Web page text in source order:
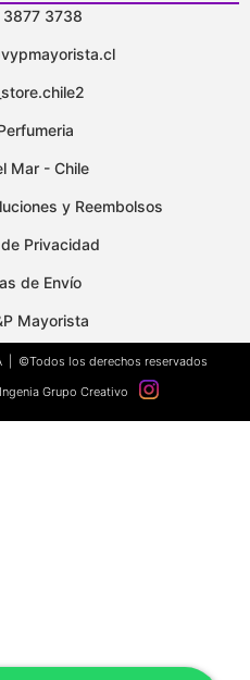
3738
Mar - Chile
y Reembolsos
Privacidad
de Envío
Mayorista
| ©Todos los derechos reservados
Grupo Creativo